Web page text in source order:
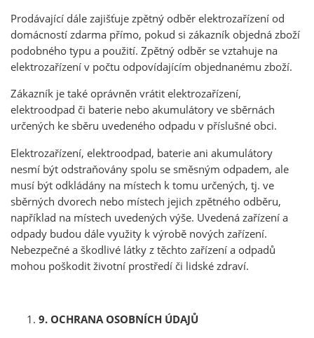
Prodávající dále zajišťuje zpětný odběr elektrozařízení od
domácností zdarma přímo, pokud si zákazník objedná zboží
podobného typu a použití. Zpětný odběr se vztahuje na
elektrozařízení v počtu odpovídajícím objednanému zboží.
Zákazník je také oprávněn vrátit elektrozařízení,
elektroodpad či baterie nebo akumulátory ve sběrnách
určených ke sběru uvedeného odpadu v příslušné obci.
Elektrozařízení, elektroodpad, baterie ani akumulátory
nesmí být odstraňovány spolu se směsným odpadem, ale
musí být odkládány na místech k tomu určených, tj. ve
sběrných dvorech nebo místech jejich zpětného odběru,
například na místech uvedených výše. Uvedená zařízení a
odpady budou dále využity k výrobě nových zařízení.
Nebezpečné a škodlivé látky z těchto zařízení a odpadů
mohou poškodit životní prostředí či lidské zdraví.
9. OCHRANA OSOBNÍCH ÚDAJŮ